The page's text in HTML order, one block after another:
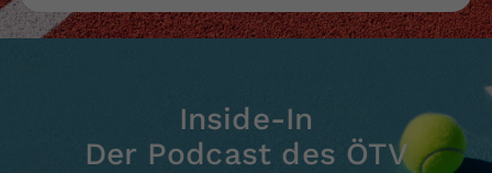
Inside-In
Der Podcast des ÖTV